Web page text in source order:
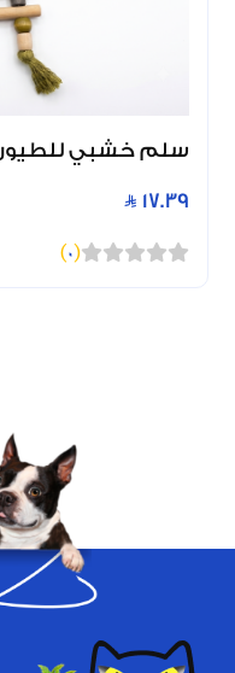
سلم خشبي للطيور
17.39
(
0
)